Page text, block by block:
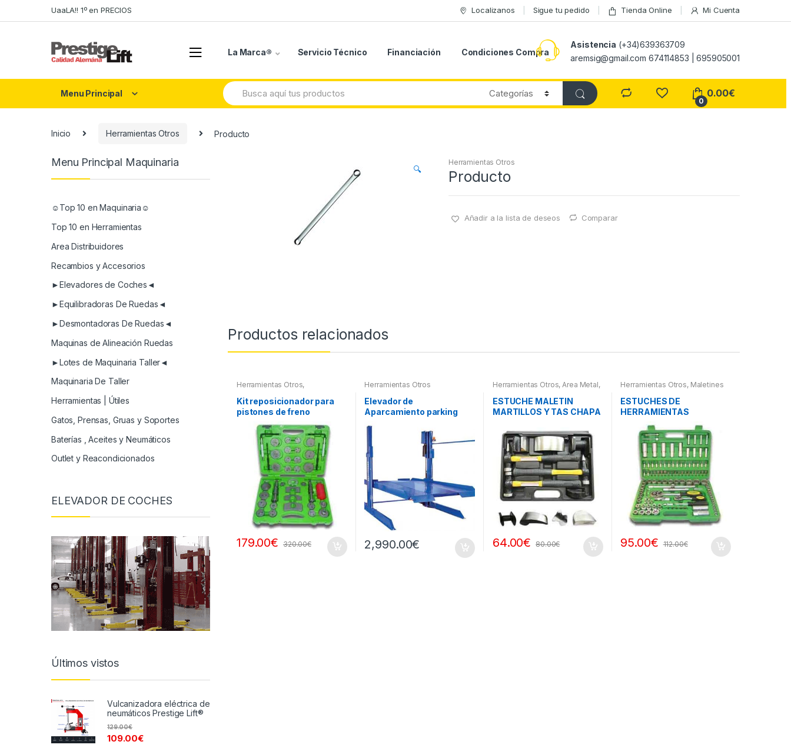
to
to
UaaLA!! 1º en PRECIOS Localizanos Sigue tu pedido Tienda Online Mi Cuenta
La Marca® Servicio Técnico Financiación Condiciones Compra
Asistencia (+34)639363709
aremsig@gmail.com 674114853 | 695905001
Menu Principal
Search
for:
0
0.00€
Inicio Herramientas Otros Producto
🔍
Herramientas Otros
Producto
Añadir a la lista de deseos Comparar
Productos relacionados
Herramientas Otros,
Refrigeración
Kit reposicionador para
pistones de freno
179.00€ 320.00€
Herramientas Otros
Elevador de
Aparcamiento parking
2,990.00€
Herramientas Otros, Area Metal,
Pintura,Maletines Herramientas,
Extractores, Compresímetros,
otros
ESTUCHE MALETIN
MARTILLOS Y TAS CHAPA
64.00€ 80.00€
Herramientas Otros, Maletines
Compresímetros, otros
ESTUCHES DE
HERRAMIENTAS
95.00€ 112.00€
Menu Principal Maquinaria
☺Top 10 en Maquinaria☺
Top 10 en Herramientas
Area Distribuidores
Recambios y Accesorios
►Elevadores de Coches◄
►Equilibradoras De Ruedas◄
►Desmontadoras De Ruedas◄
Maquinas de Alineación Ruedas
►Lotes de Maquinaria Taller◄
Maquinaria De Taller
Herramientas | Útiles
Gatos, Prensas, Gruas y Soportes
Baterías , Aceites y Neumáticos
Outlet y Reacondicionados
ELEVADOR DE COCHES
Últimos vistos
Vulcanizadora eléctrica de
neumáticos Prestige Lift®
109.00€
129.00€